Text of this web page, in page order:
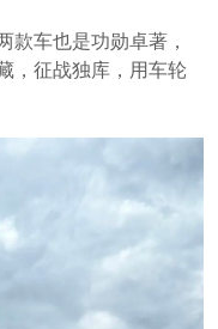
款车也是功勋卓著，
，征战独库，用车轮